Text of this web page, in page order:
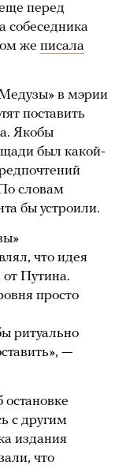
перед
собеседника
же писала
в мэрии
поставить
Якобы
был какой-
словам
бы устроили.
что идея
от Путина.
просто
ритуально
—
с другим
издания
что